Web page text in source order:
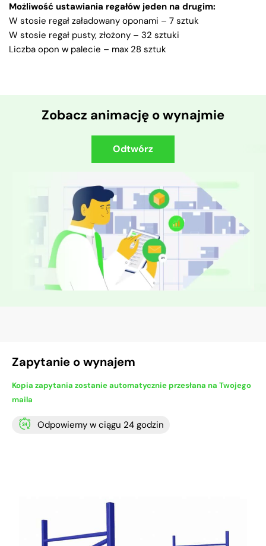
Możliwość ustawiania regałów jeden na drugim:
W stosie regał załadowany oponami – 7 sztuk
W stosie regał pusty, złożony – 32 sztuki
Liczba opon w palecie – max 28 sztuk
Zobacz animację o wynajmie
Odtwórz
Zapytanie o wynajem
Kopia zapytania zostanie automatycznie przesłana na Twojego
maila
Odpowiemy w ciągu 24 godzin